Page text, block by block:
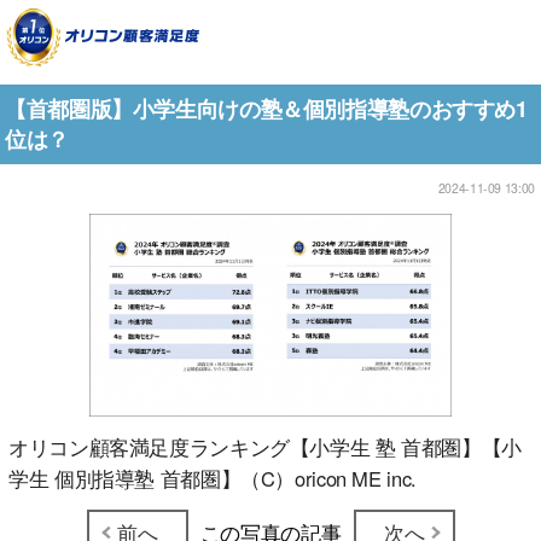
【首都圏版】小学生向けの塾＆個別指導塾のおすすめ1
位は？
2024-11-09 13:00
オリコン顧客満足度ランキング【小学生 塾 首都圏】【小
学生 個別指導塾 首都圏】（C）oricon ME inc.
前へ
この写真の記事 次へ